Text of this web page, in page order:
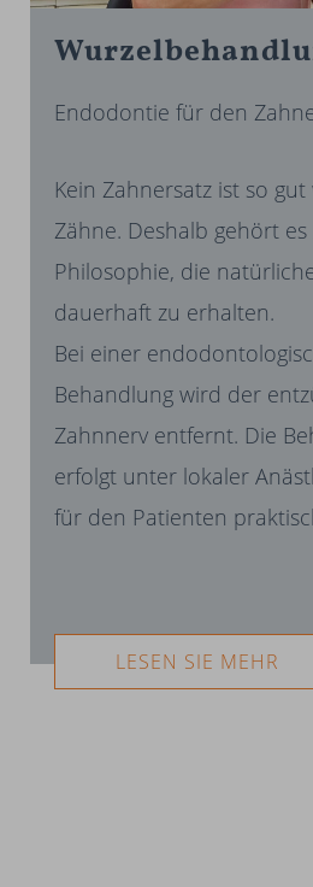
Endodontie für den
Kein Zahnersatz ist so
Zähne. Deshalb gehört
Philosophie, die
dauerhaft zu erhalten.
Bei einer
Behandlung wird der
Zahnnerv entfernt. Die
erfolgt unter lokaler
für den Patienten
LESEN SIE MEHR